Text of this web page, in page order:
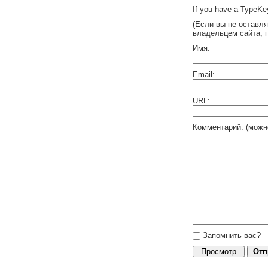
If you have a
(Если вы не
владельцем сайта,
Имя:
Email:
URL:
Комментарий:
Запомнить вас?